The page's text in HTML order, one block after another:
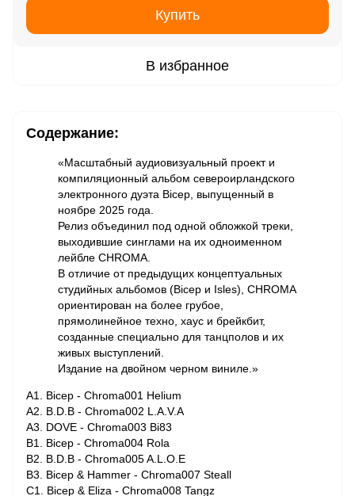
Купить
В избранное
Содержание:
«Масштабный аудиовизуальный проект и
компиляционный альбом североирландского
электронного дуэта Bicep, выпущенный в
ноябре 2025 года.
Релиз объединил под одной обложкой треки,
выходившие синглами на их одноименном
лейбле CHROMA.
В отличие от предыдущих концептуальных
студийных альбомов (Bicep и Isles), CHROMA
ориентирован на более грубое,
прямолинейное техно, хаус и брейкбит,
созданные специально для танцполов и их
живых выступлений.
Издание на двойном черном виниле.»
A1. Bicep - Chroma001 Helium
A2. B.D.B - Chroma002 L.A.V.A
A3. DOVE - Chroma003 Bi83
B1. Bicep - Chroma004 Rola
B2. B.D.B - Chroma005 A.L.O.E
B3. Bicep & Hammer - Chroma007 Steall
C1. Bicep & Eliza - Chroma008 Tangz